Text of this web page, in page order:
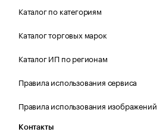
Каталог по категориям
Каталог торговых марок
Каталог ИП по регионам
Правила использования сервиса
Правила использования изображений
Контакты